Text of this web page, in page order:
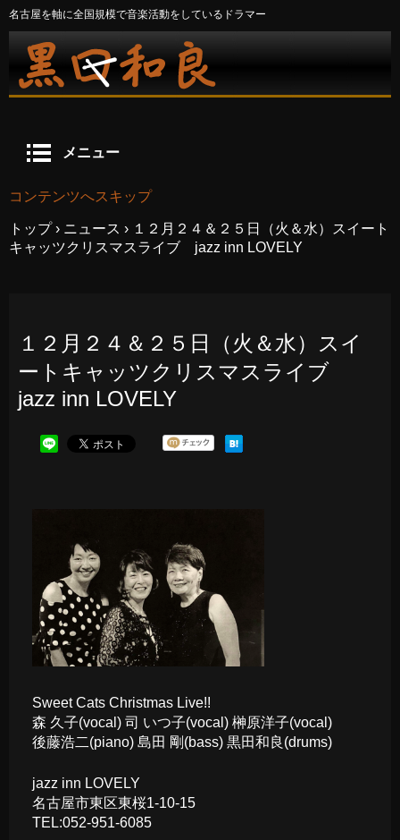
名古屋を軸に全国規模で音楽活動をしているドラマー
メニュー
コンテンツへスキップ
トップ › ニュース › １２月２４＆２５日（火＆水）スイート
キャッツクリスマスライブ jazz inn LOVELY
１２月２４＆２５日（火＆水）スイ
ートキャッツクリスマスライブ
jazz inn LOVELY
Sweet Cats Christmas Live!!
森 久子(vocal) 司 いつ子(vocal) 榊原洋子(vocal)
後藤浩二(piano) 島田 剛(bass) 黒田和良(drums)
jazz inn LOVELY
名古屋市東区東桜1-10-15
TEL:052-951-6085